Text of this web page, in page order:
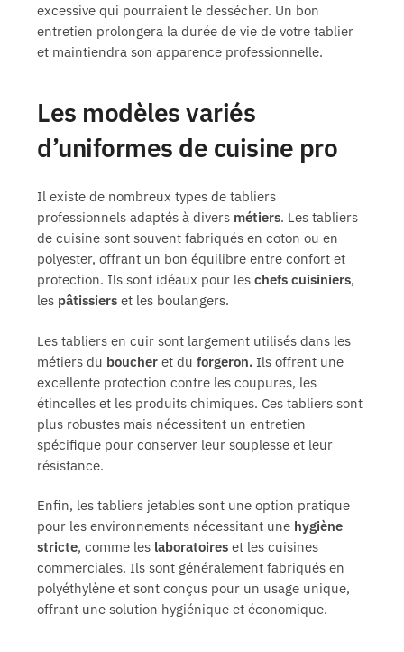
excessive qui pourraient le dessécher. Un bon
entretien prolongera la durée de vie de votre tablier
et maintiendra son apparence professionnelle.
Les modèles variés
d’uniformes de cuisine pro
Il existe de nombreux types de tabliers
professionnels adaptés à divers métiers. Les tabliers
de cuisine sont souvent fabriqués en coton ou en
polyester, offrant un bon équilibre entre confort et
protection. Ils sont idéaux pour les chefs cuisiniers,
les pâtissiers et les boulangers.
Les tabliers en cuir sont largement utilisés dans les
métiers du boucher et du forgeron. Ils offrent une
excellente protection contre les coupures, les
étincelles et les produits chimiques. Ces tabliers sont
plus robustes mais nécessitent un entretien
spécifique pour conserver leur souplesse et leur
résistance.
Enfin, les tabliers jetables sont une option pratique
pour les environnements nécessitant une hygiène
stricte, comme les laboratoires et les cuisines
commerciales. Ils sont généralement fabriqués en
polyéthylène et sont conçus pour un usage unique,
offrant une solution hygiénique et économique.